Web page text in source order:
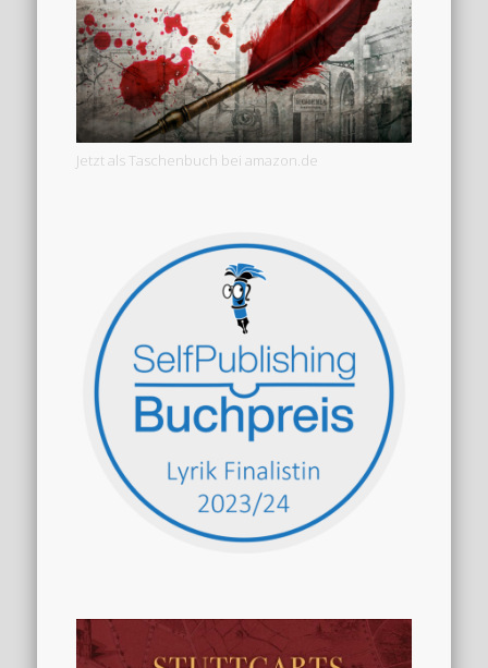
Jetzt als Taschenbuch bei amazon.de